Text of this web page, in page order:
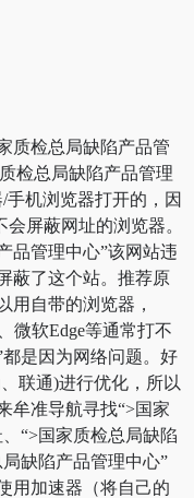
质检总局缺陷产品管
检总局缺陷产品管理
机浏览器打开的，因
屏蔽网址的浏览器。
品管理中心”该网站违
蔽了这个站。推荐原
用自带的浏览器，
微软Edge等通常打不
是因为网络问题。好
联通)进行优化，所以
牟准导航寻找“>国家
“>国家质检总局缺陷
缺陷产品管理中心”
用加速器（将自己的